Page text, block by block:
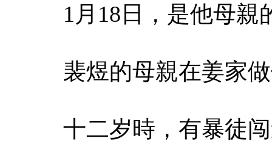
1月18日，是他母親
裴煜的母親在姜家
十二岁時，有暴徒